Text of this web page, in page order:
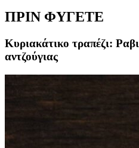
ΠΡΙΝ ΦΥΓΕΤΕ
Κυριακάτικο τραπέζι:
αντζούγιας